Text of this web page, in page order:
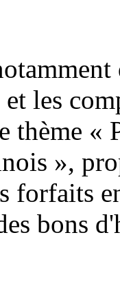
les
thème
»,
forfaits
bons